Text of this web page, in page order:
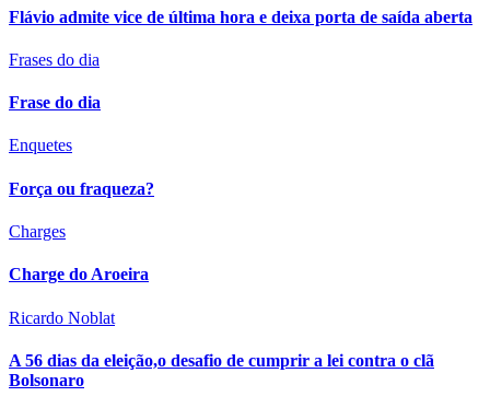
Flávio admite vice de última hora e deixa porta de saída aberta
Frases do dia
Frase do dia
Enquetes
Força ou fraqueza?
Charges
Charge do Aroeira
Ricardo Noblat
A 56 dias da eleição,o desafio de cumprir a lei contra o clã
Bolsonaro